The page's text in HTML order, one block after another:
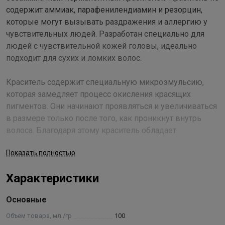
содержит аммиак, парафенилендиамин и резорцин,
которые могут вызывать раздражения и аллергию у
чувствительных людей. Разработан специально для
людей с чувствительной кожей головы, идеально
подходит для сухих и ломких волос.
Краситель содержит специальную микроэмульсию,
которая замедляет процесс окисления красящих
пигментов. Они начинают проявляться и увеличиваться
в размере только после того, как проникнут внутрь
волоса. Благодаря этому краситель обладает
имеет значительно большую окрашивающую силу;
закрепление красящих пигментов в структуре волоса,
насыщенным; хорошо окрашивает даже самые трудно
поддающиеся стареющие волосы с ослабленной
Показать полностью
Характеристики
Основные
Объем товара, мл./гр 100